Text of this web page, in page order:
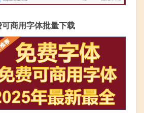
商用字体批量下载